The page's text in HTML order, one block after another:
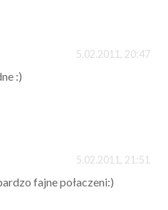
5.02.2011, 20:47
:)
5.02.2011, 21:51
fajne połaczeni:)